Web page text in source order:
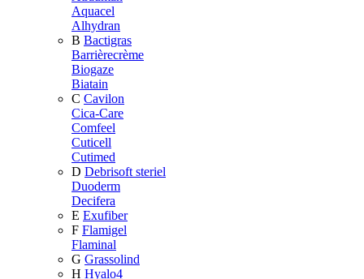
Aquacel
Alhydran
B Bactigras
Barrièrecrème
Biogaze
Biatain
C Cavilon
Cica-Care
Comfeel
Cuticell
Cutimed
D Debrisoft steriel
Duoderm
Decifera
E Exufiber
F Flamigel
Flaminal
G Grassolind
H Hyalo4